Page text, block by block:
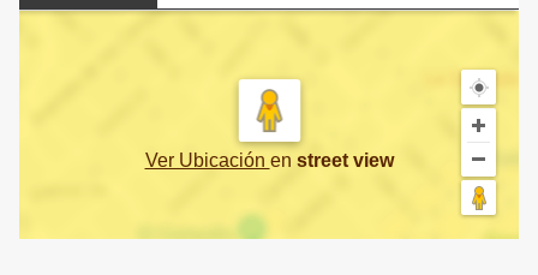
Ver Ubicación en street view